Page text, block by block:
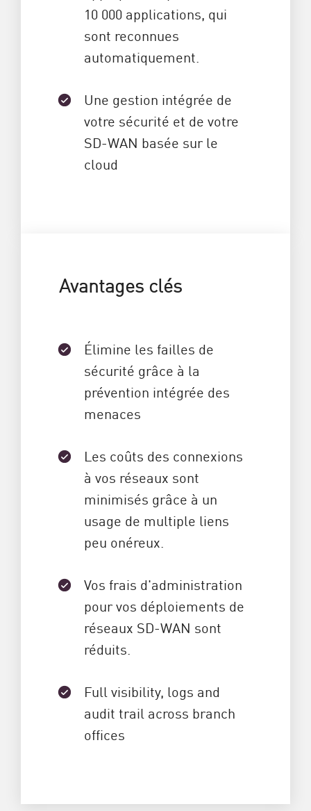
10 000 applications, qui
sont reconnues
automatiquement.
Une gestion intégrée de
votre sécurité et de votre
SD-WAN basée sur le
cloud
Avantages clés
Élimine les failles de
sécurité grâce à la
prévention intégrée des
menaces
Les coûts des connexions
à vos réseaux sont
minimisés grâce à un
usage de multiple liens
peu onéreux.
Vos frais d'administration
pour vos déploiements de
réseaux SD-WAN sont
réduits.
Full visibility, logs and
audit trail across branch
offices